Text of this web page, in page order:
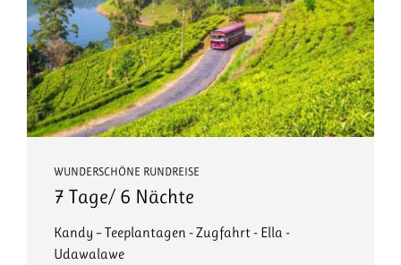
WUNDERSCHÖNE RUNDREISE
7 Tage/ 6 Nächte
Kandy – Teeplantagen - Zugfahrt - Ella -
Udawalawe